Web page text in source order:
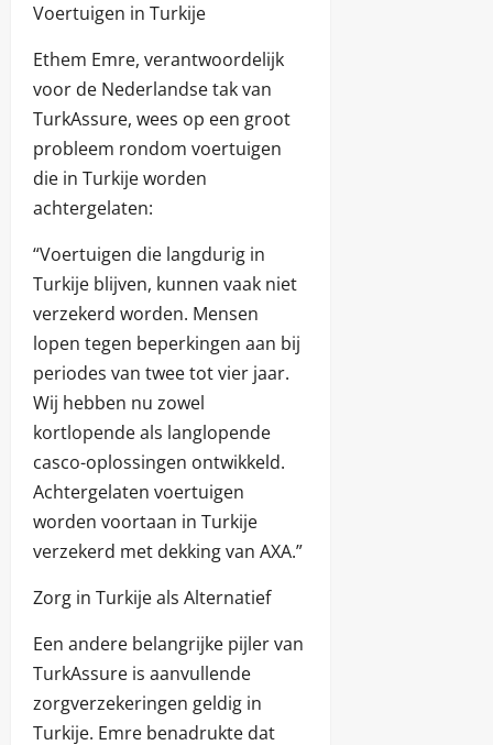
Voertuigen in Turkije
Ethem Emre, verantwoordelijk
voor de Nederlandse tak van
TurkAssure, wees op een groot
probleem rondom voertuigen
die in Turkije worden
achtergelaten:
“Voertuigen die langdurig in
Turkije blijven, kunnen vaak niet
verzekerd worden. Mensen
lopen tegen beperkingen aan bij
periodes van twee tot vier jaar.
Wij hebben nu zowel
kortlopende als langlopende
casco-oplossingen ontwikkeld.
Achtergelaten voertuigen
worden voortaan in Turkije
verzekerd met dekking van AXA.”
Zorg in Turkije als Alternatief
Een andere belangrijke pijler van
TurkAssure is aanvullende
zorgverzekeringen geldig in
Turkije. Emre benadrukte dat